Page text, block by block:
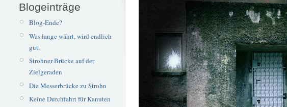
Blogeinträge
Blog-Ende?
Was lange währt, wird endlich
gut.
Strohner Brücke auf der
Zielgeraden
Die Messerbrücke zu Strohn
Keine Durchfahrt für Kanuten